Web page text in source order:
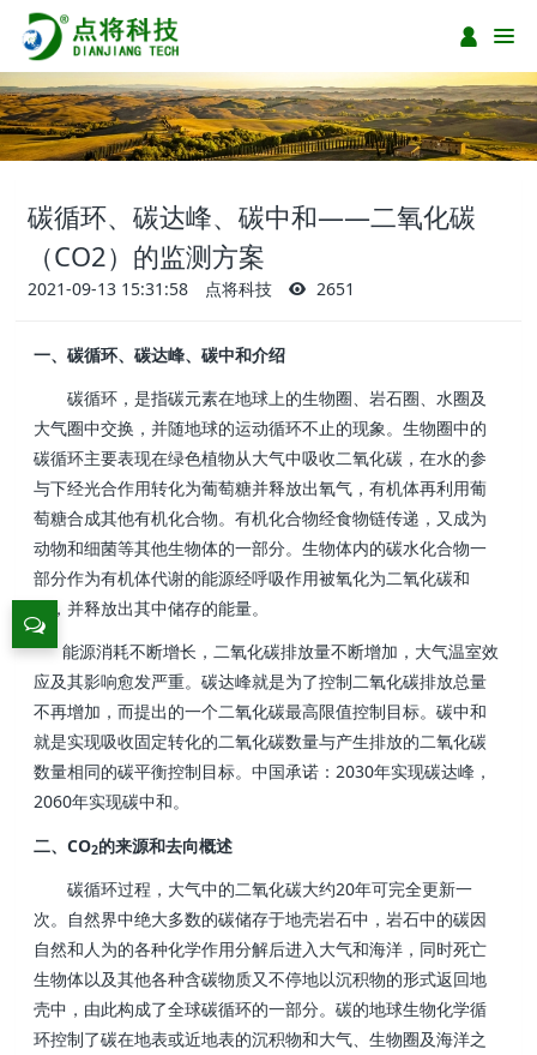
碳循环、碳达峰、碳中和——二氧化碳
（CO2）的监测方案
2021-09-13 15:31:58 点将科技 2651
一、碳循环、碳达峰、碳中和介绍
碳循环，是指碳元素在地球上的生物圈、岩石圈、水圈及
大气圈中交换，并随地球的运动循环不止的现象。生物圈中的
碳循环主要表现在绿色植物从大气中吸收二氧化碳，在水的参
与下经光合作用转化为葡萄糖并释放出氧气，有机体再利用葡
萄糖合成其他有机化合物。有机化合物经食物链传递，又成为
动物和细菌等其他生物体的一部分。生物体内的碳水化合物一
部分作为有机体代谢的能源经呼吸作用被氧化为二氧化碳和
水，并释放出其中储存的能量。
能源消耗不断增长，二氧化碳排放量不断增加，大气温室效
应及其影响愈发严重。碳达峰就是为了控制二氧化碳排放总量
不再增加，而提出的一个二氧化碳最高限值控制目标。碳中和
就是实现吸收固定转化的二氧化碳数量与产生排放的二氧化碳
数量相同的碳平衡控制目标。中国承诺：2030年实现碳达峰，
2060年实现碳中和。
二、CO2的来源和去向概述
碳循环过程，大气中的二氧化碳大约20年可完全更新一
次。自然界中绝大多数的碳储存于地壳岩石中，岩石中的碳因
自然和人为的各种化学作用分解后进入大气和海洋，同时死亡
生物体以及其他各种含碳物质又不停地以沉积物的形式返回地
壳中，由此构成了全球碳循环的一部分。碳的地球生物化学循
环控制了碳在地表或近地表的沉积物和大气、生物圈及海洋之